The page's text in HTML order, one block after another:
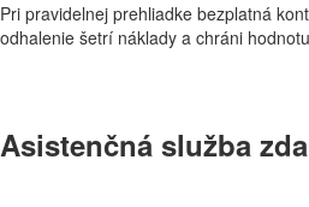
Pri pravidelnej prehliadke bezplatná
odhalenie šetrí náklady a chráni
Asistenčná služba